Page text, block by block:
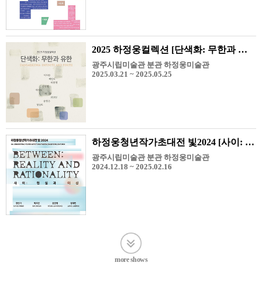
2025 하정웅컬렉션 [단색화: 무한과 유한]
광주시립미술관 분관 하정웅미술관
2025.03.21 ~ 2025.05.25
하정웅청년작가초대전 빛2024 [사이: 현실과 이성]
광주시립미술관 분관 하정웅미술관
2024.12.18 ~ 2025.02.16
more shows